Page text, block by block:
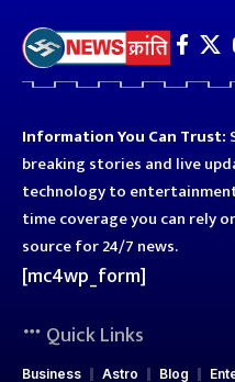
Information You Can Trust:
breaking stories and live
technology to
time coverage you can rely
source for 24/7 news.
[mc4wp_form]
Quick Links
Business Astro Blog